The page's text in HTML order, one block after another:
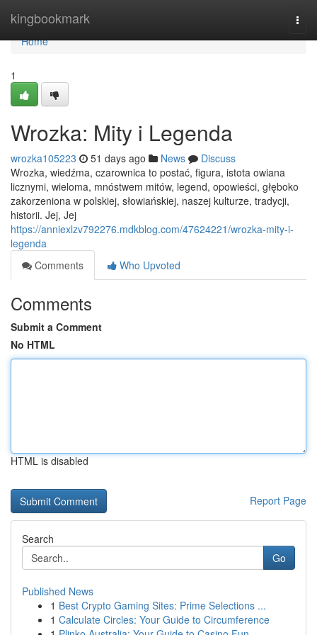
kingbookmark
Home
Home
1
Wrozka: Mity i Legenda
wrozka105223 51 days ago News
Discuss
Wrozka, wiedźma, czarownica to postać, figura, istota owiana
licznymi, wieloma, mnóstwem mitów, legend, opowieści, głęboko
zakorzeniona w polskiej, słowiańskiej, naszej kulturze, tradycji,
historii. Jej, Jej
https://anniexlzv792276.mdkblog.com/47624221/wrozka-mity-i-
legenda
Comments
Who Upvoted
Comments
Submit a Comment
No HTML
HTML is disabled
Report Page
Search
Go
Published News
1 Best Crypto Gaming Sites: Prime Selections ...
1 Calculate Circles: Your Guide to Circumference